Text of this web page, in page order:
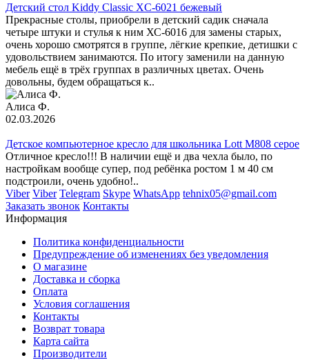
Детский стол Kiddy Classic XC-6021 бежевый
Прекрасные столы, приобрели в детский садик сначала
четыре штуки и стулья к ним ХС-6016 для замены старых,
очень хорошо смотрятся в группе, лёгкие крепкие, детишки с
удовольствием занимаются. По итогу заменили на данную
мебель ещё в трёх группах в различных цветах. Очень
довольны, будем обращаться к..
Алиса Ф.
02.03.2026
Детское компьютерное кресло для школьника Lott M808 серое
Отличное кресло!!! В наличии ещё и два чехла было, по
настройкам вообще супер, под ребёнка ростом 1 м 40 см
подстроили, очень удобно!..
Viber Viber Telegram Skype WhatsApp tehnix05@gmail.com
Заказать звонок Контакты
Информация
Политика конфиденциальности
Предупреждение об изменениях без уведомления
О магазине
Доставка и сборка
Оплата
Условия соглашения
Контакты
Возврат товара
Карта сайта
Производители